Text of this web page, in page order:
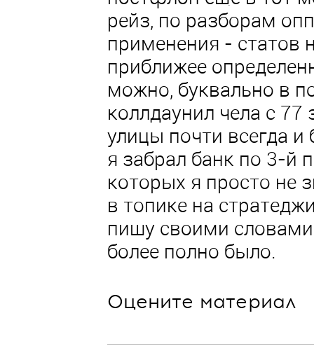
рейз, по разборам
применения - статов
приближее
можно, буквально в
коллдаунил чела с 77
улицы почти всегда
я забрал банк по 3-й
которых я просто не
в топике на
пишу своими
более полно было.
Оцените материал